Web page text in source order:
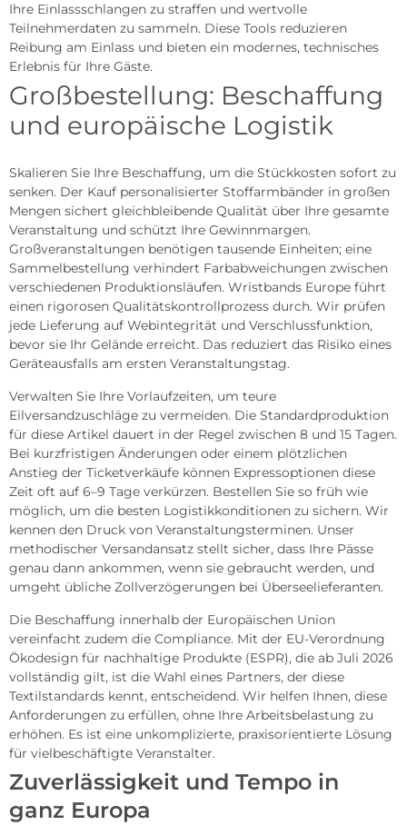
Ihre Einlassschlangen zu straffen und wertvolle
Teilnehmerdaten zu sammeln. Diese Tools reduzieren
Reibung am Einlass und bieten ein modernes, technisches
Erlebnis für Ihre Gäste.
Großbestellung: Beschaffung
und europäische Logistik
Skalieren Sie Ihre Beschaffung, um die Stückkosten sofort zu
senken. Der Kauf personalisierter Stoffarmbänder in großen
Mengen sichert gleichbleibende Qualität über Ihre gesamte
Veranstaltung und schützt Ihre Gewinnmargen.
Großveranstaltungen benötigen tausende Einheiten; eine
Sammelbestellung verhindert Farbabweichungen zwischen
verschiedenen Produktionsläufen. Wristbands Europe führt
einen rigorosen Qualitätskontrollprozess durch. Wir prüfen
jede Lieferung auf Webintegrität und Verschlussfunktion,
bevor sie Ihr Gelände erreicht. Das reduziert das Risiko eines
Geräteausfalls am ersten Veranstaltungstag.
Verwalten Sie Ihre Vorlaufzeiten, um teure
Eilversandzuschläge zu vermeiden. Die Standardproduktion
für diese Artikel dauert in der Regel zwischen 8 und 15 Tagen.
Bei kurzfristigen Änderungen oder einem plötzlichen
Anstieg der Ticketverkäufe können Expressoptionen diese
Zeit oft auf 6–9 Tage verkürzen. Bestellen Sie so früh wie
möglich, um die besten Logistikkonditionen zu sichern. Wir
kennen den Druck von Veranstaltungsterminen. Unser
methodischer Versandansatz stellt sicher, dass Ihre Pässe
genau dann ankommen, wenn sie gebraucht werden, und
umgeht übliche Zollverzögerungen bei Überseelieferanten.
Die Beschaffung innerhalb der Europäischen Union
vereinfacht zudem die Compliance. Mit der EU-Verordnung
Ökodesign für nachhaltige Produkte (ESPR), die ab Juli 2026
vollständig gilt, ist die Wahl eines Partners, der diese
Textilstandards kennt, entscheidend. Wir helfen Ihnen, diese
Anforderungen zu erfüllen, ohne Ihre Arbeitsbelastung zu
erhöhen. Es ist eine unkomplizierte, praxisorientierte Lösung
für vielbeschäftigte Veranstalter.
Zuverlässigkeit und Tempo in
ganz Europa